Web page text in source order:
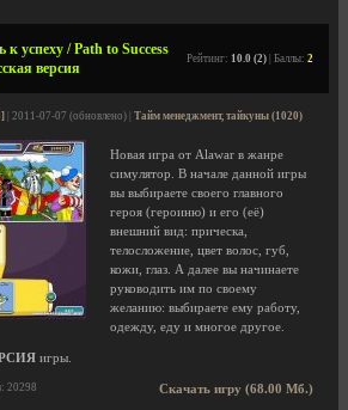
успеху / Path to Success
версия
Рейтинг: 10.0 (2) | Баллы: 2
| 2011-07-07 (обновлено) | Тайм менеджмент, тайкуны (1020)
Новая игра от Alawar в жанре
симулятор. В начале данной игры
вы выбираете своего главного
героя (героиню) и его (её)
внешний вид: прическа,
телосложение, цвет волос, губ,
кожи, глаз. А далее вы начинаете
руководить им по своему
желанию: выбираете ему работу,
одежду, еду и многое другое.
игры.
Скачать игру (68.00 Мб.)
20298